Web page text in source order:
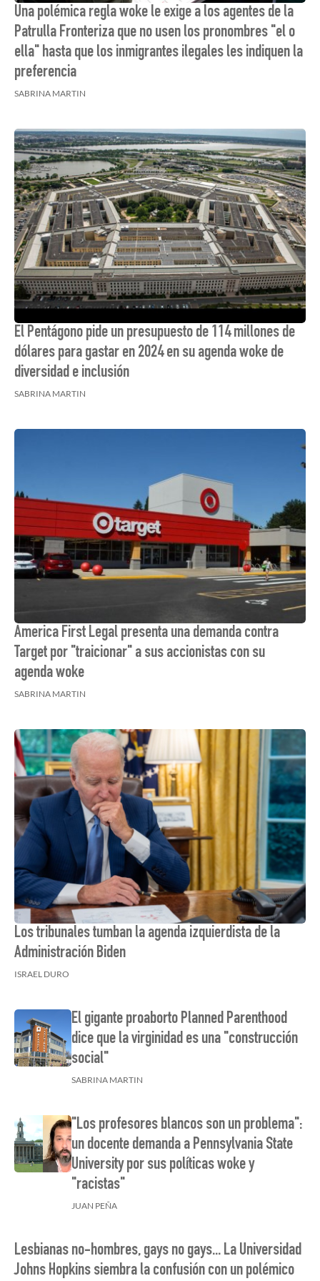
Una polémica regla woke le exige a los agentes de la
Patrulla Fronteriza que no usen los pronombres "el o
ella" hasta que los inmigrantes ilegales les indiquen la
preferencia
SABRINA MARTIN
El Pentágono pide un presupuesto de 114 millones de
dólares para gastar en 2024 en su agenda woke de
diversidad e inclusión
SABRINA MARTIN
America First Legal presenta una demanda contra
Target por "traicionar" a sus accionistas con su
agenda woke
SABRINA MARTIN
Los tribunales tumban la agenda izquierdista de la
Administración Biden
ISRAEL DURO
El gigante proaborto Planned Parenthood
dice que la virginidad es una "construcción
social"
SABRINA MARTIN
"Los profesores blancos son un problema":
un docente demanda a Pennsylvania State
University por sus políticas woke y
"racistas"
JUAN PEÑA
Lesbianas no-hombres, gays no gays... La Universidad
Johns Hopkins siembra la confusión con un polémico